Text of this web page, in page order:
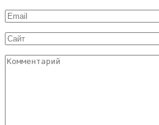
*
Email
*
Сайт
Комментарий